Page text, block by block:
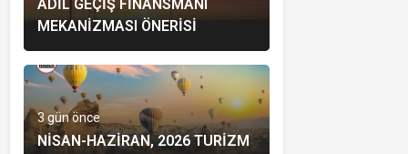
ADIL GEÇIŞ FINANSMANI
MEKANIZMASI ÖNERISI
3 gün önce
NISAN-HAZIRAN, 2026 TURIZM